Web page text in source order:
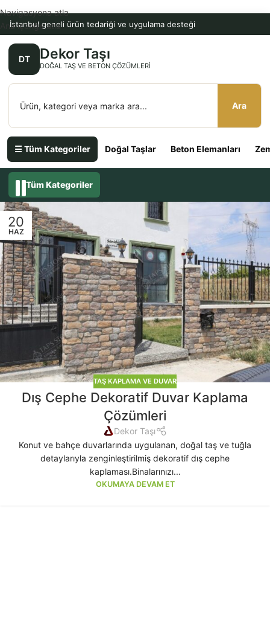
İstanbul geneli ürün tedariği ve uygulama desteği
DT Dekor Taşı
DOĞAL TAŞ VE BETON ÇÖZÜMLERI
Ara
☰ Tüm Kategoriler Doğal Taşlar Beton Elemanları
Navigasyona atla
Ana içeriğe atla
Tüm Kategoriler
20
HAZ
TAŞ KAPLAMA VE DUVAR
Dış Cephe Dekoratif Duvar Kaplama
Çözümleri
Dekor Taşı
Konut ve bahçe duvarlarında uygulanan, doğal taş ve tuğla
detaylarıyla zenginleştirilmiş dekoratif dış cephe
kaplaması.Binalarınızı...
OKUMAYA DEVAM ET